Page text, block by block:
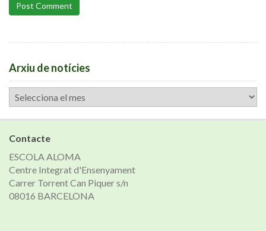
Post Comment
Arxiu de notícies
Arxiu
de
notícies
Contacte
ESCOLA ALOMA
Centre Integrat d'Ensenyament
Carrer Torrent Can Piquer s/n
08016 BARCELONA